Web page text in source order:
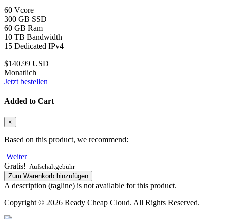
60 Vcore
300 GB SSD
60 GB Ram
10 TB Bandwidth
15 Dedicated IPv4
$140.99 USD
Monatlich
Jetzt bestellen
Added to Cart
×
Based on this product, we recommend:
Weiter
Gratis! Aufschaltgebühr
Zum Warenkorb hinzufügen
A description (tagline) is not available for this product.
Copyright © 2026 Ready Cheap Cloud. All Rights Reserved.